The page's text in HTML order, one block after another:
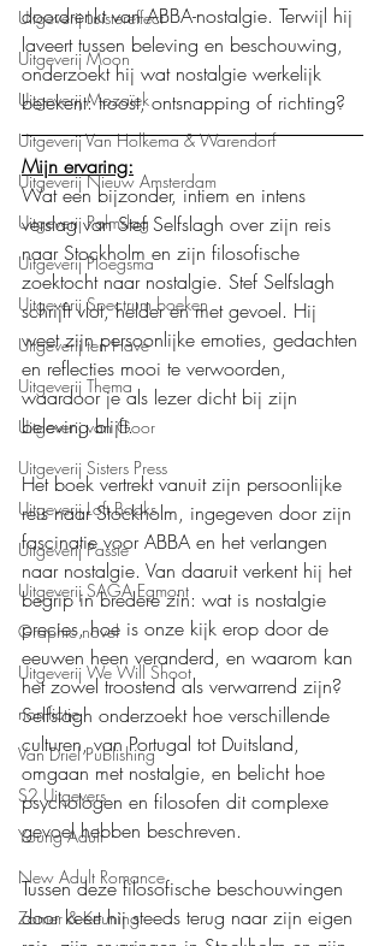
Uitgeverij Luistereffect
Uitgeverij Moon
Uitgeverij Mozaïek
Uitgeverij Van Holkema & Warendorf
Uitgeverij Nieuw Amsterdam
Uitgeverij Palmslag
Uitgeverij Ploegsma
Uitgeverij Spectrum boeken
Uitgeverij ten Have
Uitgeverij Thema
Uitgeverij van Goor
Uitgeverij Sisters Press
Uitgeverij Loft Books
Uitgeverij Passie
Uitgeverij SAGA Egmont
Graphic novel
Uitgeverij We Will Shoot
non-fictie
Van Driel Publishing
S2 Uitgevers
Young Adult
New Adult Romance
Zomer & Keuning
doordrenkt van ABBA-nostalgie. Terwijl hij
laveert tussen beleving en beschouwing,
onderzoekt hij wat nostalgie werkelijk
betekent: troost, ontsnapping of richting?
Mijn ervaring:
Wat een bijzonder, intiem en intens
verslag van Stef Selfslagh over zijn reis
naar Stockholm en zijn filosofische
zoektocht naar nostalgie. Stef Selfslagh
schrijft vlot, helder en met gevoel. Hij
weet zijn persoonlijke emoties, gedachten
en reflecties mooi te verwoorden,
waardoor je als lezer dicht bij zijn
beleving blijft.
Het boek vertrekt vanuit zijn persoonlijke
reis naar Stockholm, ingegeven door zijn
fascinatie voor ABBA en het verlangen
naar nostalgie. Van daaruit verkent hij het
begrip in bredere zin: wat is nostalgie
precies, hoe is onze kijk erop door de
eeuwen heen veranderd, en waarom kan
het zowel troostend als verwarrend zijn?
Selfslagh onderzoekt hoe verschillende
culturen, van Portugal tot Duitsland,
omgaan met nostalgie, en belicht hoe
psychologen en filosofen dit complexe
gevoel hebben beschreven.
Tussen deze filosofische beschouwingen
door keert hij steeds terug naar zijn eigen